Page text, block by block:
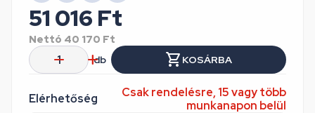
Elérhetőség
Csak rendelésre, 15 vagy több
munkanapon belül
51 016 Ft
Nettó 40 170 Ft
db
KOSÁRBA